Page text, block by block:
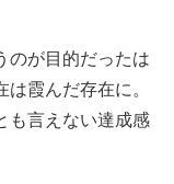
のが目的だったは
霞んだ存在に。
も言えない達成感